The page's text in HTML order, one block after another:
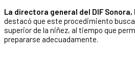
La directora general del DIF Sonora,
destacó que este procedimiento
superior de la niñez, al tiempo que
prepararse adecuadamente.